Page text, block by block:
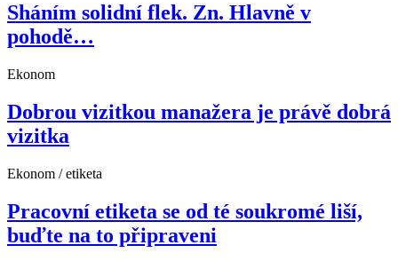
Sháním solidní flek. Zn. Hlavně v
pohodě…
Ekonom
Dobrou vizitkou manažera je právě dobrá
vizitka
Ekonom / etiketa
Pracovní etiketa se od té soukromé liší,
buďte na to připraveni